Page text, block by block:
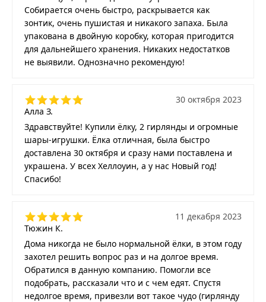
Собирается очень быстро, раскрывается как
зонтик, очень пушистая и никакого запаха. Была
упакована в двойную коробку, которая пригодится
для дальнейшего хранения. Никаких недостатков
не выявили. Однозначно рекомендую!
Алла З.
30 октября 2023
Здравствуйте! Купили ёлку, 2 гирлянды и огромные
шары-игрушки. Ёлка отличная, была быстро
доставлена 30 октября и сразу нами поставлена и
украшена. У всех Хеллоуин, а у нас Новый год!
Спасибо!
Тюжин К.
11 декабря 2023
Дома никогда не было нормальной ёлки, в этом году
захотел решить вопрос раз и на долгое время.
Обратился в данную компанию. Помогли все
подобрать, рассказали что и с чем едят. Спустя
недолгое время, привезли вот такое чудо (гирлянду